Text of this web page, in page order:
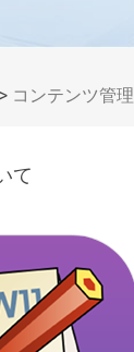
> コンテンツ管理
て